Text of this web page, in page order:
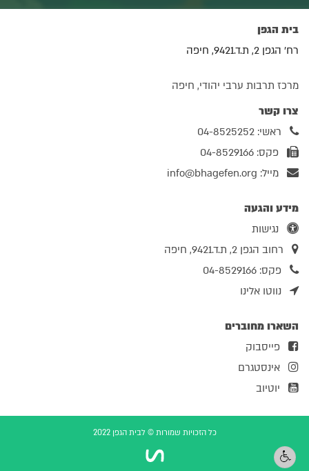
בית הגפן
רח' הגפן 2, ת.ד.9421, חיפה
מרכז תרבות ערבי יהודי, חיפה
צרו קשר
ראשי: 04-8525252
פקס: 04-8529166
מייל: info@bhagefen.org
מידע והגעה
נגישות
רחוב הגפן 2, ת.ד.9421, חיפה
פקס: 04-8529166
נווטו אלינו
השארו מחוברים
פייסבוק
אינסטגרם
יוטיוב
כל הזכויות שמורות © לבית הגפן 2022